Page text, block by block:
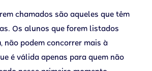
chamados são aqueles que têm
Os alunos que forem listados
, não podem concorrer mais à
é válida apenas para quem não